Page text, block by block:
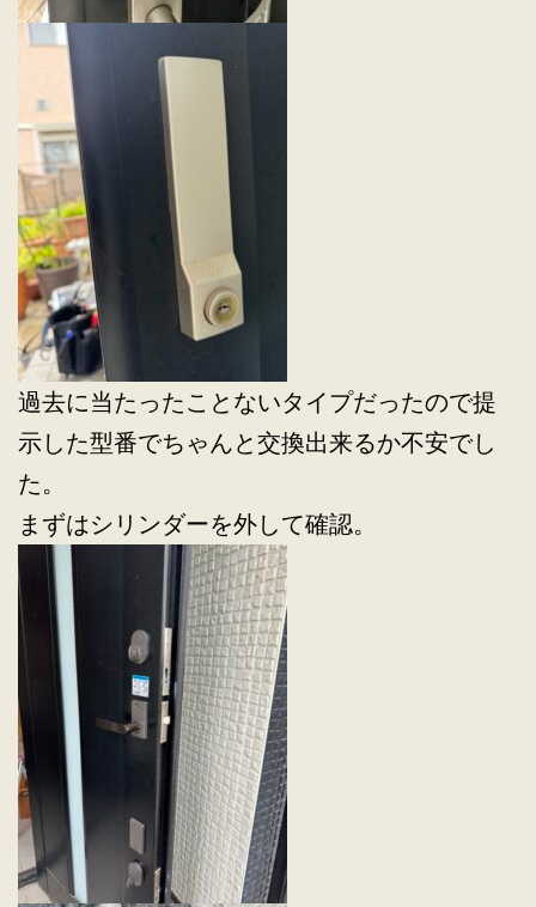
過去に当たったことないタイプだったので提
示した型番でちゃんと交換出来るか不安でし
た。
まずはシリンダーを外して確認。